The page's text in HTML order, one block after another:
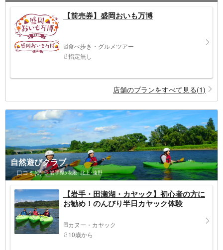
【前売券】盛岡おいも万博
食べ歩き・グルメツアー
指定無し
店舗のプランをすべて見る(1)
自然遊びクラブ
口コミ(0) 岩手県>花巻･北上･遠野
【岩手・田瀬湖・カヤック】初心者の方に
お勧め！のんびり半日カヤック体験
カヌー・カヤック
10歳から